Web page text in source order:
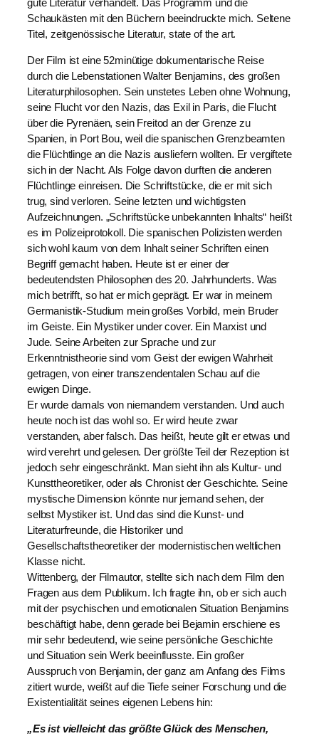
gute Literatur verhandelt. Das Programm und die
Schaukästen mit den Büchern beeindruckte mich. Seltene
Titel, zeitgenössische Literatur, state of the art.
Der Film ist eine 52minütige dokumentarische Reise
durch die Lebenstationen Walter Benjamins, des großen
Literaturphilosophen. Sein unstetes Leben ohne Wohnung,
seine Flucht vor den Nazis, das Exil in Paris, die Flucht
über die Pyrenäen, sein Freitod an der Grenze zu
Spanien, in Port Bou, weil die spanischen Grenzbeamten
die Flüchtlinge an die Nazis ausliefern wollten. Er vergiftete
sich in der Nacht. Als Folge davon durften die anderen
Flüchtlinge einreisen. Die Schriftstücke, die er mit sich
trug, sind verloren. Seine letzten und wichtigsten
Aufzeichnungen. „Schriftstücke unbekannten Inhalts“ heißt
es im Polizeiprotokoll. Die spanischen Polizisten werden
sich wohl kaum von dem Inhalt seiner Schriften einen
Begriff gemacht haben. Heute ist er einer der
bedeutendsten Philosophen des 20. Jahrhunderts. Was
mich betrifft, so hat er mich geprägt. Er war in meinem
Germanistik-Studium mein großes Vorbild, mein Bruder
im Geiste. Ein Mystiker under cover. Ein Marxist und
Jude. Seine Arbeiten zur Sprache und zur
Erkenntnistheorie sind vom Geist der ewigen Wahrheit
getragen, von einer transzendentalen Schau auf die
ewigen Dinge.
Er wurde damals von niemandem verstanden. Und auch
heute noch ist das wohl so. Er wird heute zwar
verstanden, aber falsch. Das heißt, heute gilt er etwas und
wird verehrt und gelesen. Der größte Teil der Rezeption ist
jedoch sehr eingeschränkt. Man sieht ihn als Kultur- und
Kunsttheoretiker, oder als Chronist der Geschichte. Seine
mystische Dimension könnte nur jemand sehen, der
selbst Mystiker ist. Und das sind die Kunst- und
Literaturfreunde, die Historiker und
Gesellschaftstheoretiker der modernistischen weltlichen
Klasse nicht.
Wittenberg, der Filmautor, stellte sich nach dem Film den
Fragen aus dem Publikum. Ich fragte ihn, ob er sich auch
mit der psychischen und emotionalen Situation Benjamins
beschäftigt habe, denn gerade bei Bejamin erschiene es
mir sehr bedeutend, wie seine persönliche Geschichte
und Situation sein Werk beeinflusste. Ein großer
Ausspruch von Benjamin, der ganz am Anfang des Films
zitiert wurde, weißt auf die Tiefe seiner Forschung und die
Existentialität seines eigenen Lebens hin:
„Es ist vielleicht das größte Glück des Menschen,